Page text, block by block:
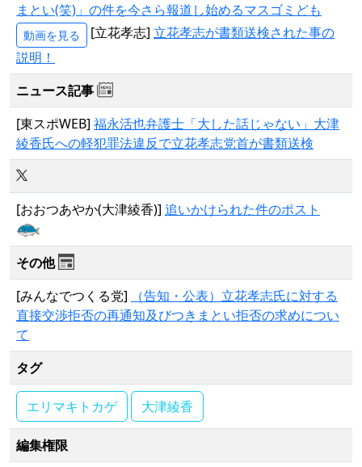
まとい(笑)」の件を今さら報道し始めるマスゴミども
動画を見る [立花孝志] 立花孝志が書類送検された事の
説明！
ニュース記事
[東スポWEB] 福永活也弁護士「大した話じゃない」大津
綾香氏への軽犯罪法違反で立花孝志党首が書類送検
[おおつあやか(大津綾香)] 追いかけられた件のポスト
その他
[みんなでつくる党]
（告知・公表）立花孝志氏に対する
直接交渉拒否の再通知及びつきまとい拒否の求めについ
て
タグ
エリマキトカゲ 大津綾香
編集権限